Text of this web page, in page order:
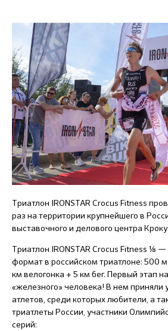
Триатлон IRONSTAR Crocus Fitness
раз на территории крупнейшего в
выставочного и делового центра
Триатлон IRONSTAR Crocus Fitness ⅛
формат в российском триатлоне: 500
км велогонка + 5 км бег. Первый этап
«железного» человека! В нем приняли
атлетов, среди которых любители, а
триатлеты России, участники
серий: